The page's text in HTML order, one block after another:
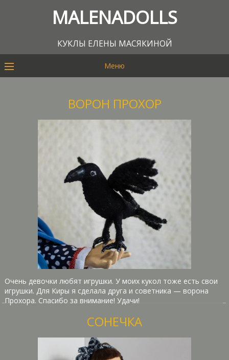
MALENADOLLS
КУКЛЫ ЕЛЕНЫ МАСЯКИНОЙ
Меню
ВОРОН ПРОХОР
Очень девочки любят игрушки. У моих кукол тоже есть свои
игрушки. Для Киры я сделала друга и советника — ворона
Прохора. Спасибо за внимание! Удачи!
СОНЕЧКА